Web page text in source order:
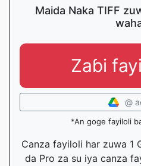
Maida Naka TIFF
Zaɓi
@
*An goge fayiloli
Canza fayiloli har zuwa 1
da Pro za su iya canza